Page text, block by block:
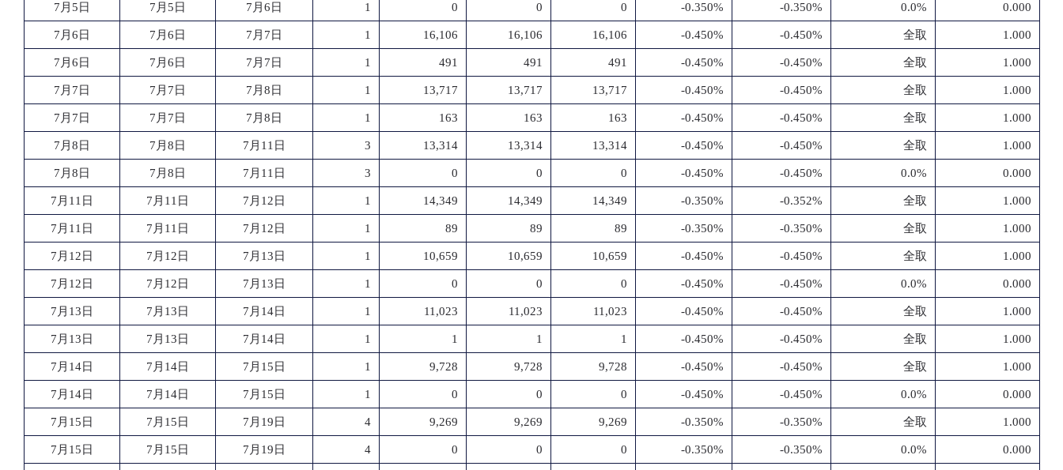
7月5日 7月5日 7月6日 1 0 0 0 -0.350% -0.350% 0.0% 0.000
7月6日 7月6日 7月7日 1 16,106 16,106 16,106 -0.450% -0.450% 全取 1.000
7月6日 7月6日 7月7日 1 491 491 491 -0.450% -0.450% 全取 1.000
7月7日 7月7日 7月8日 1 13,717 13,717 13,717 -0.450% -0.450% 全取 1.000
7月7日 7月7日 7月8日 1 163 163 163 -0.450% -0.450% 全取 1.000
7月8日 7月8日 7月11日 3 13,314 13,314 13,314 -0.450% -0.450% 全取 1.000
7月8日 7月8日 7月11日 3 0 0 0 -0.450% -0.450% 0.0% 0.000
7月11日 7月11日 7月12日 1 14,349 14,349 14,349 -0.350% -0.352% 全取 1.000
7月11日 7月11日 7月12日 1 89 89 89 -0.350% -0.350% 全取 1.000
7月12日 7月12日 7月13日 1 10,659 10,659 10,659 -0.450% -0.450% 全取 1.000
7月12日 7月12日 7月13日 1 0 0 0 -0.450% -0.450% 0.0% 0.000
7月13日 7月13日 7月14日 1 11,023 11,023 11,023 -0.450% -0.450% 全取 1.000
7月13日 7月13日 7月14日 1 1 1 1 -0.450% -0.450% 全取 1.000
7月14日 7月14日 7月15日 1 9,728 9,728 9,728 -0.450% -0.450% 全取 1.000
7月14日 7月14日 7月15日 1 0 0 0 -0.450% -0.450% 0.0% 0.000
7月15日 7月15日 7月19日 4 9,269 9,269 9,269 -0.350% -0.350% 全取 1.000
7月15日 7月15日 7月19日 4 0 0 0 -0.350% -0.350% 0.0% 0.000